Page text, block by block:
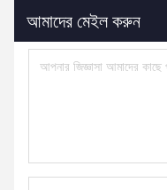
আমাদের মেইল করুন